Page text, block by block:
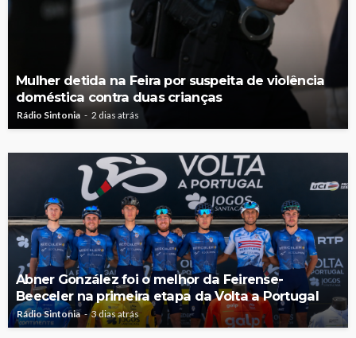
Mulher detida na Feira por suspeita de violência
doméstica contra duas crianças
Rádio Sintonia 2 dias atrás
Abner González foi o melhor da Feirense-
Beeceler na primeira etapa da Volta a Portugal
Rádio Sintonia 3 dias atrás